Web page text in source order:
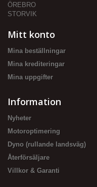
ÖREBRO
STORVIK
Mitt konto
Mina beställningar
Mina krediteringar
Mina uppgifter
Information
Nyheter
Motoroptimering
Dyno (rullande landsväg)
Återförsäljare
Villkor & Garanti